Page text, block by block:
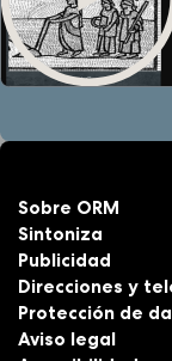
Sobre ORM
Sintoniza
Publicidad
Direcciones y
Protección de
Aviso legal